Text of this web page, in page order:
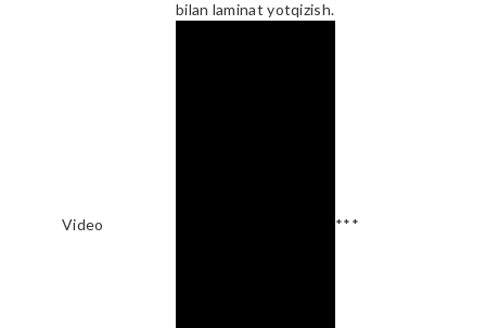
bilan laminat yotqizish.
Video ***